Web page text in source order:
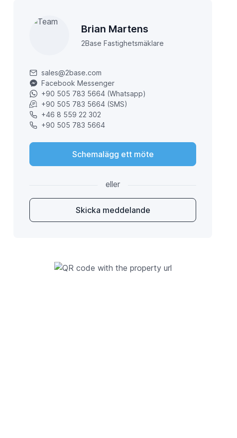
Brian Martens
2Base Fastighetsmäklare
sales@2base.com
Facebook Messenger
+90 505 783 5664 (Whatsapp)
+90 505 783 5664 (SMS)
+46 8 559 22 302
+90 505 783 5664
Schemalägg ett möte
eller
Skicka meddelande